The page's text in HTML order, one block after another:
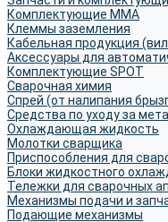
Комплектующие ММА
Клеммы заземления
Кабельная продукция
Аксессуары для
Комплектующие SPOT
Сварочная химия
Спрей (от налипания
Средства по уходу за
Охлаждающая жидкость
Молотки сварщика
Приспособления для
Блоки жидкостного
Тележки для сварочных
Механизмы подачи и
Подающие механизмы